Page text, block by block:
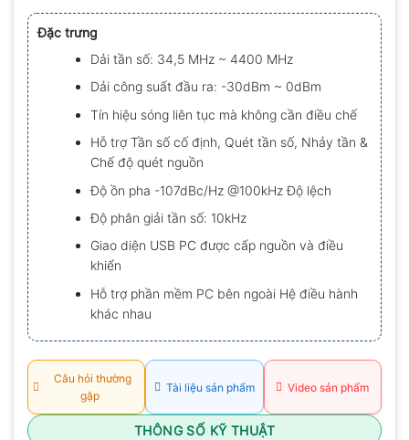
xếp
hạng
0.0
5
sao
Đặc trưng
Dải tần số: 34,5 MHz ~ 4400 MHz
Dải công suất đầu ra: -30dBm ~ 0dBm
Tín hiệu sóng liên tục mà không cần điều chế
Hỗ trợ Tần số cố định, Quét tần số, Nhảy tần &
Chế độ quét nguồn
Độ ồn pha -107dBc/Hz @100kHz Độ lệch
Độ phân giải tần số: 10kHz
Giao diện USB PC được cấp nguồn và điều
khiển
Hỗ trợ phần mềm PC bên ngoài Hệ điều hành
khác nhau
Câu hỏi thường
gặp
Tài liệu sản phẩm Video sản phẩm
THÔNG SỐ KỸ THUẬT